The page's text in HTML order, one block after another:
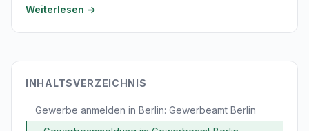
Weiterlesen →
INHALTSVERZEICHNIS
Gewerbe anmelden in Berlin: Gewerbeamt Berlin